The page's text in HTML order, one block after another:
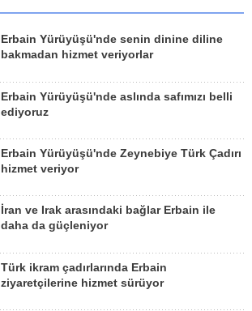
Erbain Yürüyüşü'nde senin dinine diline
bakmadan hizmet veriyorlar
Erbain Yürüyüşü'nde aslında safımızı belli
ediyoruz
Erbain Yürüyüşü'nde Zeynebiye Türk Çadırı
hizmet veriyor
İran ve Irak arasındaki bağlar Erbain ile
daha da güçleniyor
Türk ikram çadırlarında Erbain
ziyaretçilerine hizmet sürüyor